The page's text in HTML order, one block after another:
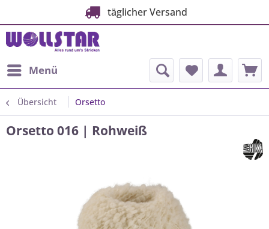
täglicher Versand
Menü
Übersicht Orsetto
Orsetto 016 | Rohweiß